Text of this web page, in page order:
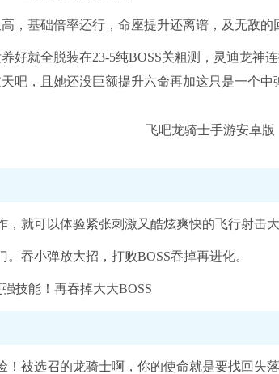
，基础倍率还行，命座提升还离谱，及无敌的
好就全脱装在23-5纯BOSS关粗测，灵迪龙神
吧，且她还没巨额提升六命再加这只是一个中
，就可以体验紧张刺激又酷炫爽快的飞行射击大
吞小弹放大招，打败BOSS吞掉再进化。
技能！再吞掉大大BOSS
！被选召的龙骑士啊，你的使命就是要找回失